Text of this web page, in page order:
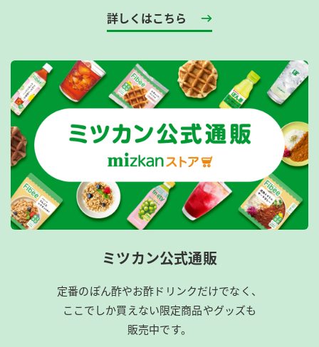
詳しくはこちら
ミツカン公式通販
定番のぽん酢やお酢ドリンクだけでなく、
ここでしか買えない限定商品やグッズも
販売中です。